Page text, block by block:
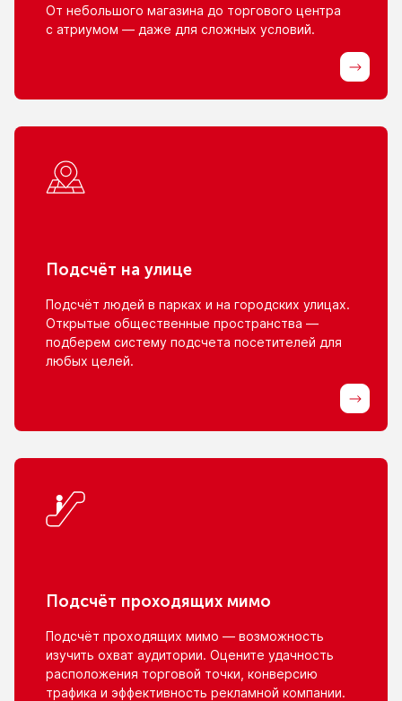
От небольшого магазина до торгового центра
с атриумом — даже для сложных условий.
Подсчёт на улице
Подсчёт людей в парках и на городских улицах.
Открытые общественные пространства —
подберем систему подсчета посетителей для
любых целей.
Подсчёт проходящих мимо
Подсчёт проходящих мимо — возможность
изучить охват аудитории. Оцените удачность
расположения торговой точки, конверсию
трафика и эффективность рекламной компании.